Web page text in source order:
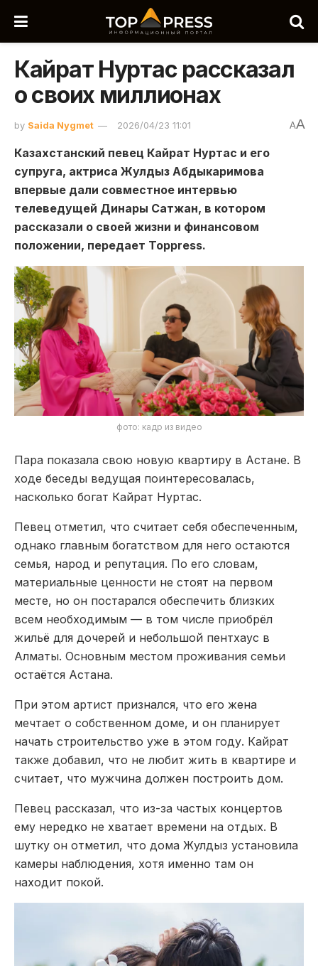
Кайрат Нуртас рассказал
о своих миллионах
by Saida Nygmet 2026/04/23 11:01 AA
Казахстанский певец Кайрат Нуртас и его
супруга, актриса Жулдыз Абдыкаримова
впервые дали совместное интервью
телеведущей Динары Сатжан, в котором
рассказали о своей жизни и финансовом
положении, передает Toppress.
фото: кадр из видео
Пара показала свою новую квартиру в Астане. В
ходе беседы ведущая поинтересовалась,
насколько богат Кайрат Нуртас.
Певец отметил, что считает себя обеспеченным,
однако главным богатством для него остаются
семья, народ и репутация. По его словам,
материальные ценности не стоят на первом
месте, но он постарался обеспечить близких
всем необходимым — в том числе приобрёл
жильё для дочерей и небольшой пентхаус в
Алматы. Основным местом проживания семьи
остаётся Астана.
При этом артист признался, что его жена
мечтает о собственном доме, и он планирует
начать строительство уже в этом году. Кайрат
также добавил, что не любит жить в квартире и
считает, что мужчина должен построить дом.
Певец рассказал, что из-за частых концертов
ему нередко не хватает времени на отдых. В
шутку он отметил, что дома Жулдыз установила
камеры наблюдения, хотя именно там он
находит покой.